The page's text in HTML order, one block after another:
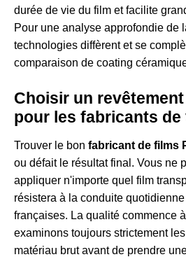
durée de vie du film et facilite
Pour une analyse approfondie de
technologies diffèrent et se
comparaison de coating
Choisir un
pour les fabricants
Trouver le bon fabricant de films
ou défait le résultat final. Vous ne
appliquer n'importe quel film
résistera à la conduite
françaises. La qualité commence
examinons toujours strictement
matériau brut avant de prendre